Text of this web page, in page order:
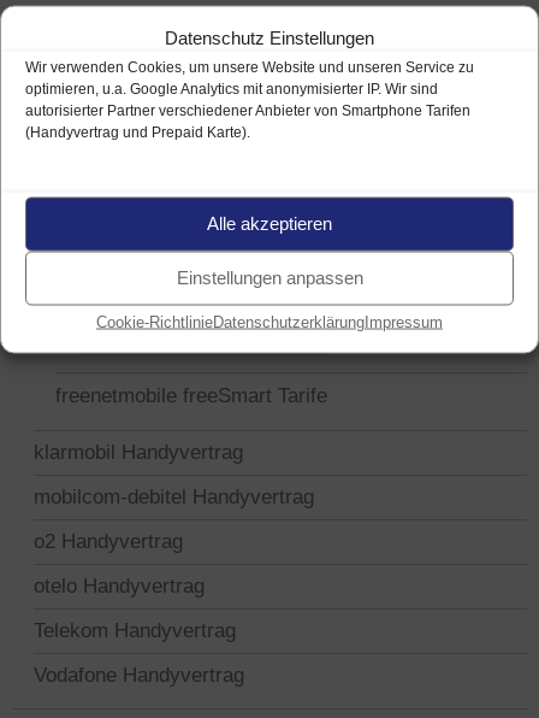
Datenschutz Einstellungen
Wir verwenden Cookies, um unsere Website und unseren Service zu
optimieren, u.a. Google Analytics mit anonymisierter IP. Wir sind
autorisierter Partner verschiedener Anbieter von Smartphone Tarifen
(Handyvertrag und Prepaid Karte).
Alle akzeptieren
Einstellungen anpassen
Cookie-RichtlinieDatenschutzerklärungImpressum
Blau Handyvertrag
congstar Handyvertrag
freenetmobile freeFlat Tarife
freenetmobile freeFlat 2000
freenetmobile freeFlat 3000
freenetmobile freeSmart Tarife
klarmobil Handyvertrag
mobilcom-debitel Handyvertrag
o2 Handyvertrag
otelo Handyvertrag
Telekom Handyvertrag
Vodafone Handyvertrag